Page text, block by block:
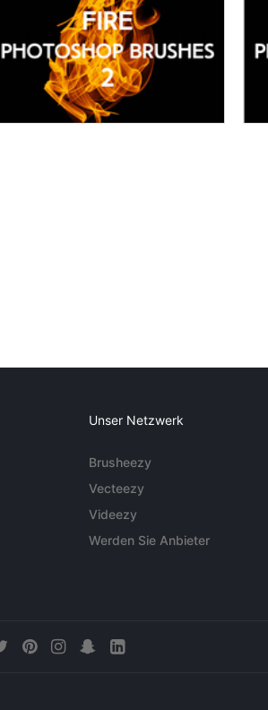
Unser Netzwerk
Brusheezy
Vecteezy
Videezy
Werden Sie Anbieter